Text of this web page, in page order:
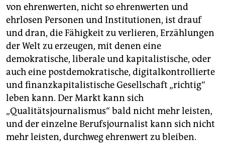
von ehrenwerten, nicht so ehrenwerten und
ehrlosen Personen und Institutionen, ist drauf
und dran, die Fähigkeit zu verlieren, Erzählungen
der Welt zu erzeugen, mit denen eine
demokratische, liberale und kapitalistische, oder
auch eine postdemokratische, digitalkontrollierte
und finanzkapitalistische Gesellschaft „richtig“
leben kann. Der Markt kann sich
„Qualitätsjournalismus“ bald nicht mehr leisten,
und der einzelne Berufsjournalist kann sich nicht
mehr leisten, durchweg ehrenwert zu bleiben.